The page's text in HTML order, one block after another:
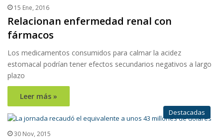
15 Ene, 2016
Relacionan enfermedad renal con
fármacos
Los medicamentos consumidos para calmar la acidez
estomacal podrían tener efectos secundarios negativos a largo
plazo
Leer más »
Destacadas
30 Nov, 2015